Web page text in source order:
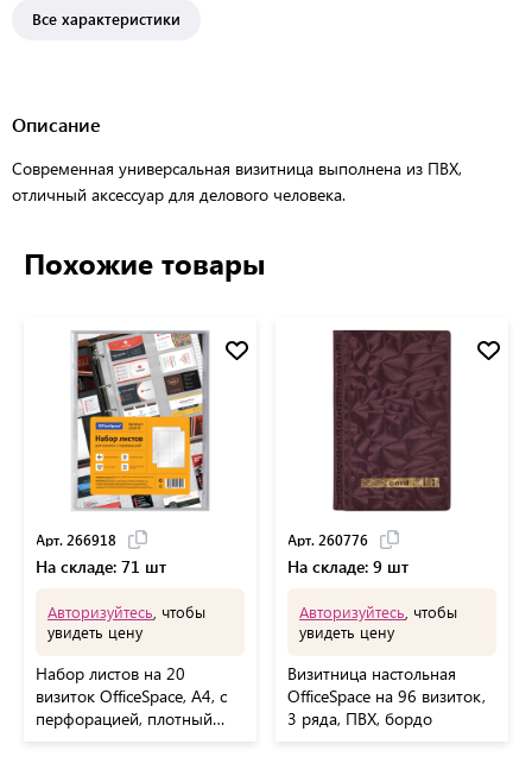
Все характеристики
Описание
Современная универсальная визитница выполнена из ПВХ,
отличный аксессуар для делового человека.
Похожие товары
Арт. 266918
На складе: 71 шт
Авторизуйтесь , чтобы
увидеть цену
Набор листов на 20
визиток OfficeSpace, А4, с
перфорацией, плотный
Арт. 260776
На складе: 9 шт
Авторизуйтесь , чтобы
увидеть цену
Визитница настольная
OfficeSpace на 96 визиток,
3 ряда, ПВХ, бордо